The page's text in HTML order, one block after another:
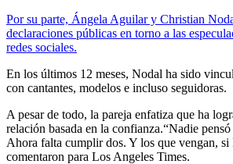
Por su parte, Ángela Aguilar y Christian
declaraciones públicas en torno a las
redes sociales.
En los últimos 12 meses, Nodal ha sido
con cantantes, modelos e incluso seguidoras.
A pesar de todo, la pareja enfatiza que ha
relación basada en la confianza.“Nadie
Ahora falta cumplir dos. Y los que vengan, si
comentaron para Los Angeles Times.